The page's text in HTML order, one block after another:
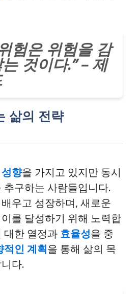
험은 위험을 감
것이다.” – 제
삶의 전략
향을 가지고 있지만 동시
추구하는 사람들입니다.
우고 성장하며, 새로운
를 달성하기 위해 노력합
대한 열정과 효율성을 중
적인 계획을 통해 삶의 목
다.